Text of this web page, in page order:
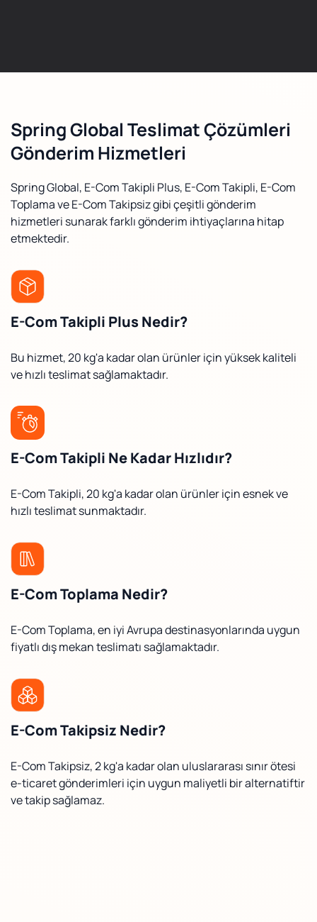
Spring Global Teslimat Çözümleri
Gönderim Hizmetleri
Spring Global, E-Com Takipli Plus, E-Com Takipli, E-Com
Toplama ve E-Com Takipsiz gibi çeşitli gönderim
hizmetleri sunarak farklı gönderim ihtiyaçlarına hitap
etmektedir.
E-Com Takipli Plus Nedir?
Bu hizmet, 20 kg'a kadar olan ürünler için yüksek kaliteli
ve hızlı teslimat sağlamaktadır.
E-Com Takipli Ne Kadar Hızlıdır?
E-Com Takipli, 20 kg'a kadar olan ürünler için esnek ve
hızlı teslimat sunmaktadır.
E-Com Toplama Nedir?
E-Com Toplama, en iyi Avrupa destinasyonlarında uygun
fiyatlı dış mekan teslimatı sağlamaktadır.
E-Com Takipsiz Nedir?
E-Com Takipsiz, 2 kg'a kadar olan uluslararası sınır ötesi
e-ticaret gönderimleri için uygun maliyetli bir alternatiftir
ve takip sağlamaz.